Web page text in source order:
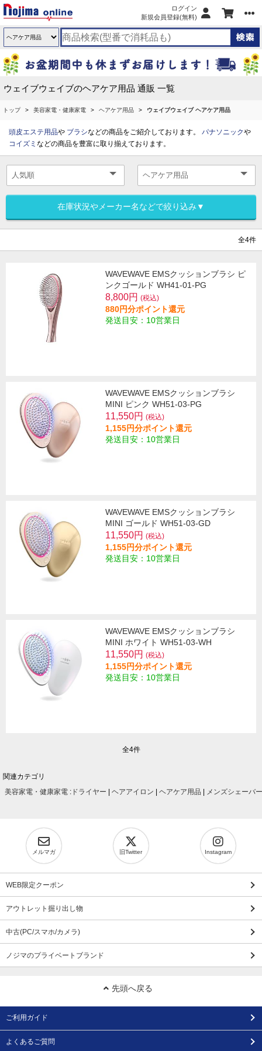
ログイン
新規会員登録(無料)
ウェイブウェイブのヘアケア用品 通販 一覧
トップ 美容家電・健康家電 ヘアケア用品 ウェイブウェイブ ヘアケア用品
頭皮エステ用品や ブラシなどの商品をご紹介しております。 パナソニックや
コイズミ などの商品を豊富に取り揃えております。
在庫状況やメーカー名などで絞り込み▼
全4件
WAVEWAVE EMSクッションブラシ ピ
ンクゴールド WH41-01-PG
8,800円 (税込)
880円分ポイント還元
発送目安：10営業日
WAVEWAVE EMSクッションブラシ
MINI ピンク WH51-03-PG
11,550円 (税込)
1,155円分ポイント還元
発送目安：10営業日
WAVEWAVE EMSクッションブラシ
MINI ゴールド WH51-03-GD
11,550円 (税込)
1,155円分ポイント還元
発送目安：10営業日
WAVEWAVE EMSクッションブラシ
MINI ホワイト WH51-03-WH
11,550円 (税込)
1,155円分ポイント還元
発送目安：10営業日
全4件
関連カテゴリ
美容家電・健康家電 : ドライヤー ヘアアイロン ヘアケア用品 メンズシェーバー
メルマガ 旧Twitter Instagram
WEB限定クーポン
アウトレット掘り出し物
中古(PC/スマホ/カメラ)
ノジマのプライベートブランド
先頭へ戻る
ご利用ガイド
よくあるご質問